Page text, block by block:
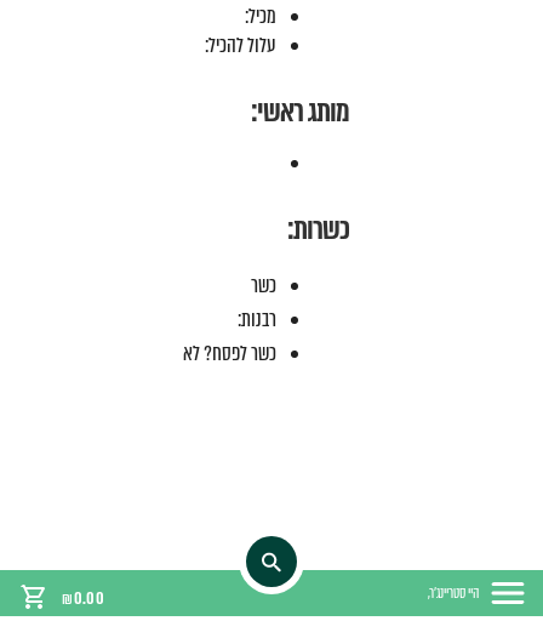
מכיל:
עלול להכיל:
מותג ראשי:
כשרות:
כשר
רבנות:
כשר לפסח? לא
היי סטריינג'ר, ₪0.00